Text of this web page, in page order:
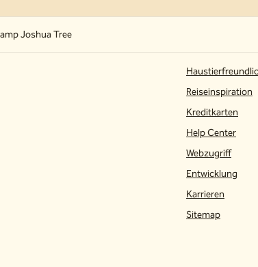
Joshua Tree
Reiseinspiration
Kreditkarten
Help Center
Webzugriff
Entwicklung
Karrieren
Sitemap